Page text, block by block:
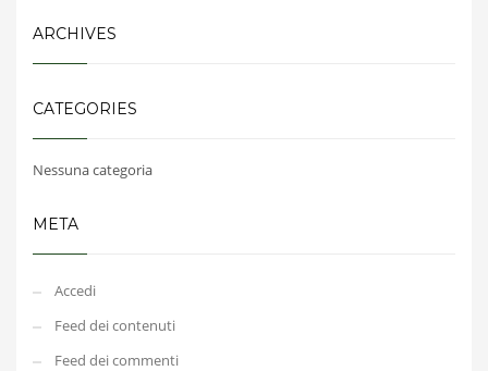
ARCHIVES
CATEGORIES
Nessuna categoria
META
Accedi
Feed dei contenuti
Feed dei commenti